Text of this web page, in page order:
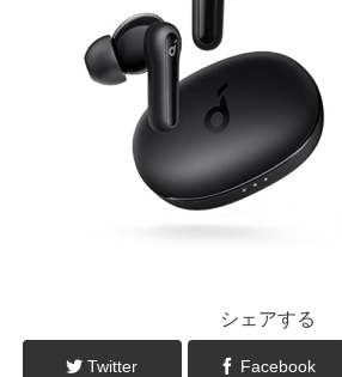
シェアする
Twitter Facebook